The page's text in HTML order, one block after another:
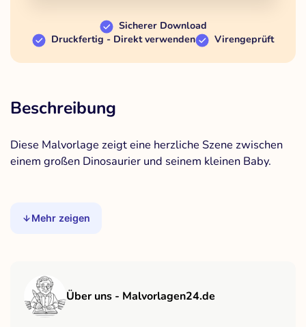
Sicherer Download
Druckfertig - Direkt verwenden
Virengeprüft
Beschreibung
Diese Malvorlage zeigt eine herzliche Szene zwischen
einem großen Dinosaurier und seinem kleinen Baby.
Mehr zeigen
Über uns - Malvorlagen24.de